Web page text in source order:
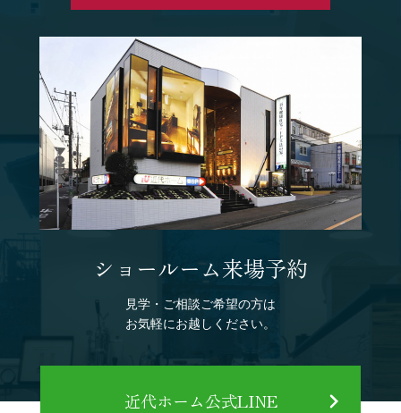
ショールーム来場予約
見学・ご相談ご希望の方は
お気軽にお越しください。
近代ホーム公式LINE